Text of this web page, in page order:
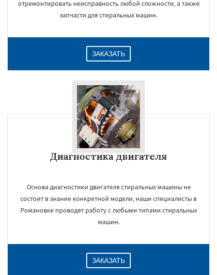
отремонтировать неисправность любой сложности, а также
запчасти для стиральных машин.
ЗАКАЗАТЬ
Диагностика двигателя
Основа диагностики двигателя стиральных машины не
состоит в знание конкретной модели, наши специалисты в
Романовке проводят работу с любыми типами стиральных
машин.
ЗАКАЗАТЬ